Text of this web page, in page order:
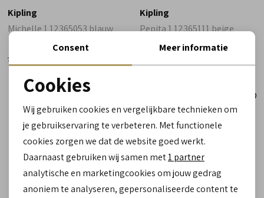
Kipling
Michelle 1 12365053 blauw
54,90
Kipling
Pepita 1 12365111 beige
Noodzakelijke cookies
Analytische cookies
Marketing cookies
Consent Meer informatie
Cookies
Wij gebruiken cookies en vergelijkbare technieken om
je gebruikservaring te verbeteren. Met functionele
cookies zorgen we dat de website goed werkt.
Daarnaast gebruiken wij samen met1 partner
analytische en marketingcookies om jouw gedrag
anoniem te analyseren, gepersonaliseerde content te